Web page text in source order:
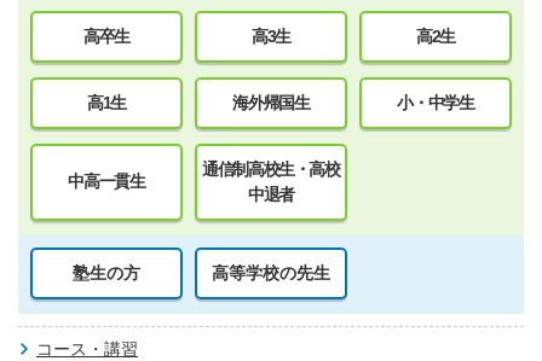
高卒生 高3生 高2生
高1生 海外帰国生 小・中学生
中高一貫生
通信制高校生・高校
中退者
塾生の方 高等学校の先生
コース・講習